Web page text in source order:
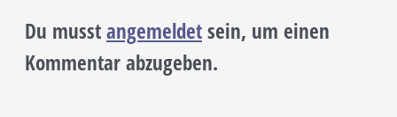
Du musstangemeldetsein, um einen
Kommentar abzugeben.